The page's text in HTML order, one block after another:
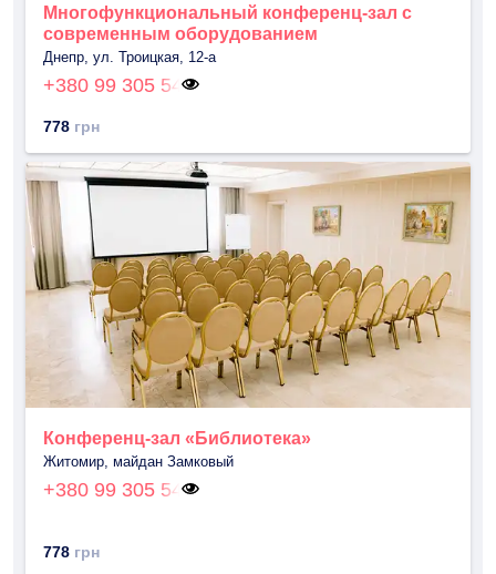
Многофункциональный конференц-зал с
современным оборудованием
Днепр, ул. Троицкая, 12-а
+380 99 305 54
778 грн
Конференц-зал «Библиотека»
Житомир, майдан Замковый
+380 99 305 54
778 грн